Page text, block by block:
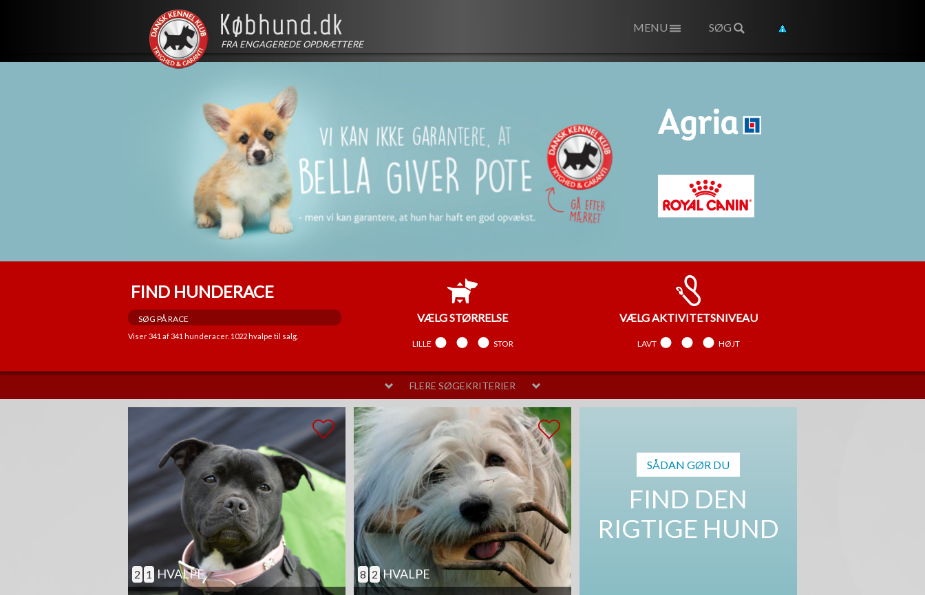
FRA ENGAGEREDE OPDRÆTTERE
SØG
MENU
FIND HUNDERACE
Viser341 af341 hunderacer. 1022hvalpe til salg.
VÆLGSTØRRELSE
LILLE MELLEM STOR
VÆLGAKTIVITETSNIVEAU
LAVT MELLEM HØJT
VÆLGPELSPLEJE
LIDT MELLEM MEGET SAMARBEJDENDE MELLEM SELVSTÆNDIG
GOD TIL AGILITY
GOD TIL ÆLDRE
BØRNEVENLIG
JAGTHUND
BRUGSHUND
GØR SJÆLDENT
FLERE SØGEKRITERIER
2 1 HVALPE 8 2 HVALPE
SÅDAN GØR DU
FIND DEN
RIGTIGE HUND